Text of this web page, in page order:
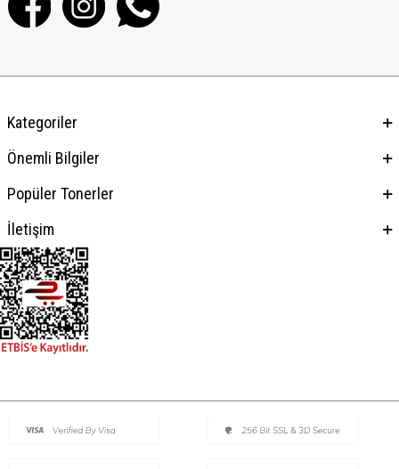
Kategoriler
Önemli Bilgiler
Popüler Tonerler
İletişim